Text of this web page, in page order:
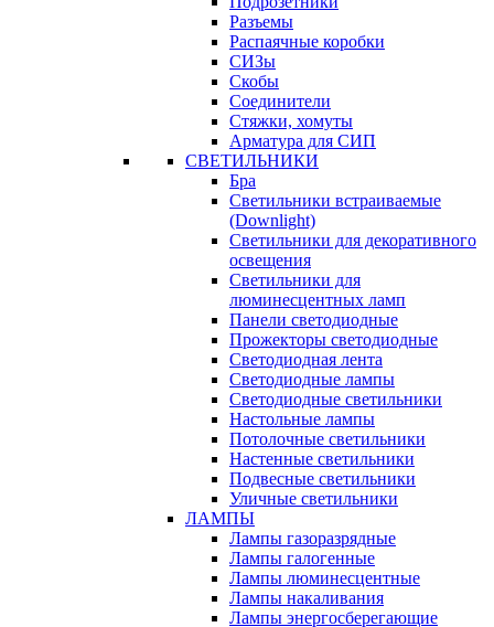
Разъемы
Распаячные коробки
СИЗы
Скобы
Соединители
Стяжки, хомуты
Арматура для СИП
СВЕТИЛЬНИКИ
Бра
Светильники встраиваемые
(Downlight)
Светильники для декоративного
освещения
Светильники для
люминесцентных ламп
Панели светодиодные
Прожекторы светодиодные
Светодиодная лента
Светодиодные лампы
Светодиодные светильники
Настольные лампы
Потолочные светильники
Настенные светильники
Подвесные светильники
Уличные светильники
ЛАМПЫ
Лампы газоразрядные
Лампы галогенные
Лампы люминесцентные
Лампы накаливания
Лампы энергосберегающие